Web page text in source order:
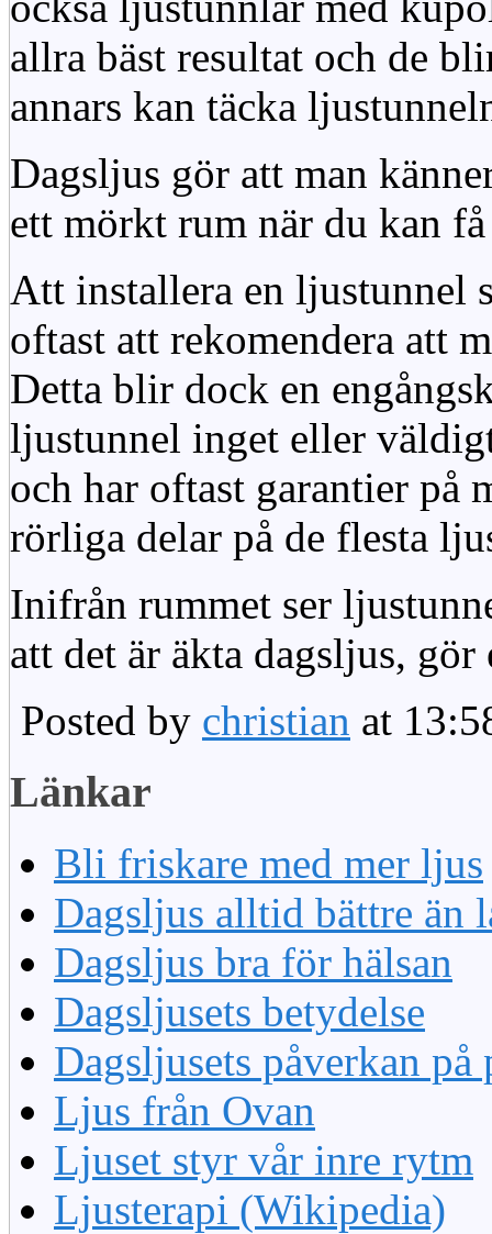
allra bäst resultat och de
annars kan täcka
Dagsljus gör att man
ett mörkt rum när du kan
Att installera en ljustunnel
oftast att rekomendera att
Detta blir dock en
ljustunnel inget eller
och har oftast garantier på
rörliga delar på de flesta
Inifrån rummet ser
att det är äkta dagsljus,
Posted by christian at
Länkar
Bli friskare med mer ljus
Dagsljus alltid bättre än
Dagsljus bra för hälsan
Dagsljusets betydelse
Dagsljusets påverkan på
Ljus från Ovan
Ljuset styr vår inre rytm
Ljusterapi (Wikipedia)